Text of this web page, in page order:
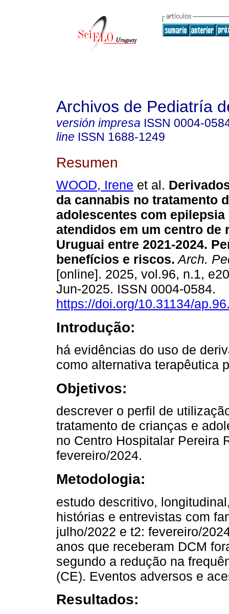
Archivos de Pediatría
versión impresa ISSN 0004-
line ISSN 1688-1249
Resumen
WOOD, Irene et al.
da cannabis no tratamento
adolescentes com
atendidos em um centro de
Uruguai entre 2021-2024.
benefícios e riscos. Arch.
[online]. 2025, vol.96, n.1,
Jun-2025. ISSN 0004-0584.
https://doi.org/10.31134/
Introdução:
há evidências do uso de
como alternativa terapêutica
Objetivos:
descrever o perfil de
tratamento de crianças e
no Centro Hospitalar Pereira
fevereiro/2024.
Metodologia:
estudo descritivo,
histórias e entrevistas com
julho/2022 e t2: fevereiro/
anos que receberam DCM
segundo a redução na
(CE). Eventos adversos e
Resultados: